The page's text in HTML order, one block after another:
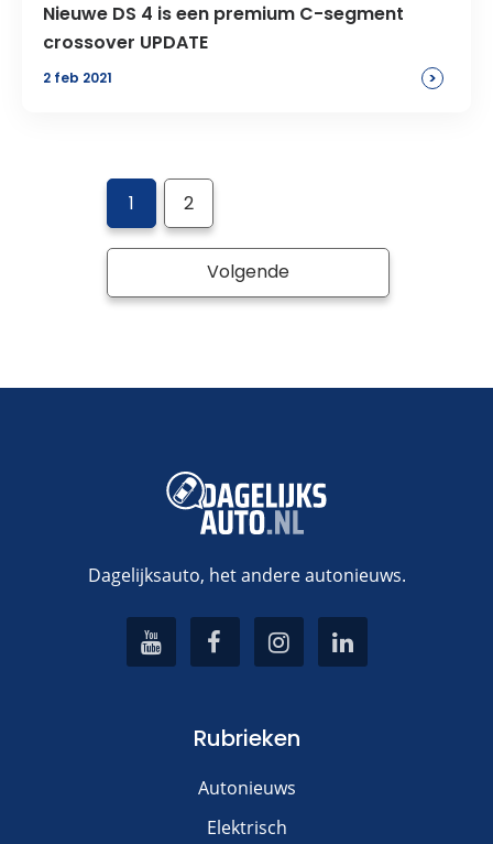
Nieuwe DS 4 is een premium C-segment
crossover UPDATE
2 feb 2021 >
1 2
Volgende
Dagelijksauto, het andere autonieuws.
Rubrieken
Autonieuws
Elektrisch